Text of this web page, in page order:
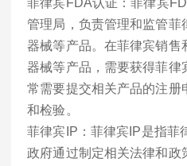
管理局，负责管理和监管菲
器械等产品。在菲律宾销售
器械等产品，需要获得菲律
常需要提交相关产品的注册
和检验。
菲律宾IP：菲律宾IP是指菲
政府通过制定相关法律和政